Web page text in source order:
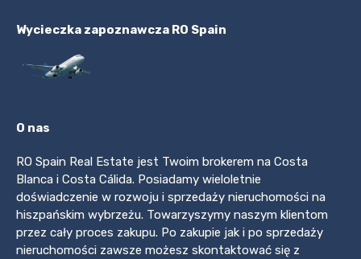
Wycieczka zapoznawcza RO Spain
O nas
RO Spain Real Estate jest Twoim brokerem na Costa
Blanca i Costa Cálida. Posiadamy wieloletnie
doświadczenie w rozwoju i sprzedaży nieruchomości na
hiszpańskim wybrzeżu. Towarzyszymy naszym klientom
przez cały proces zakupu. Po zakupie jak i po sprzedaży
nieruchomości zawsze możesz skontaktować się z